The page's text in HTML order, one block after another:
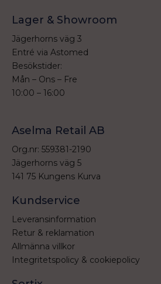
Lager & Showroom
Jägerhorns väg 3
Entré via Astomed
Besökstider:
Mån – Ons – Fre
10:00 – 16:00
Aselma Retail AB
Org.nr: 559381-2190
Jägerhorns väg 5
141 75 Kungens Kurva
Kundservice
Leveransinformation
Retur & reklamation
Allmänna villkor
Integritetspolicy & cookiepolicy